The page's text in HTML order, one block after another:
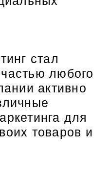
стал
любого
активно
для
товаров и